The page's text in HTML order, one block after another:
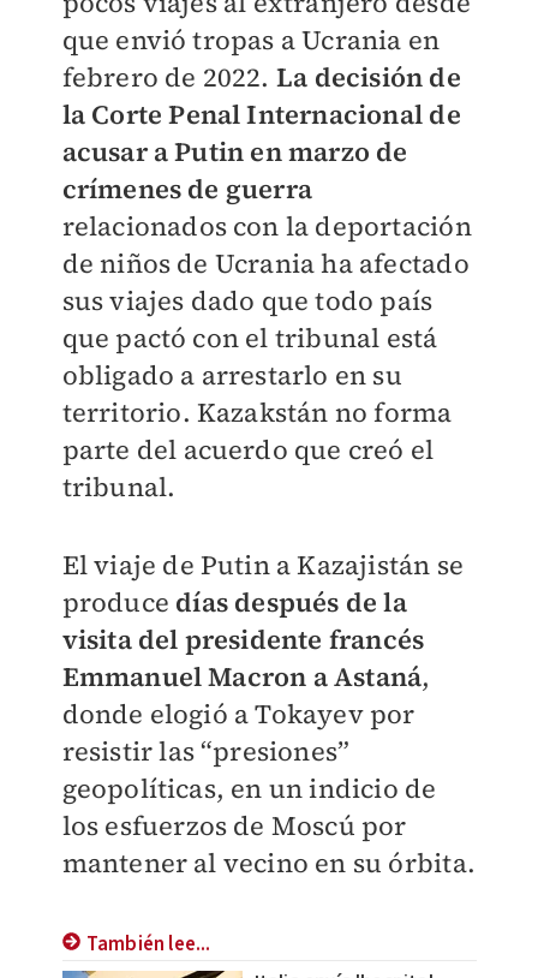
que envió tropas a Ucrania en
febrero de 2022. La decisión de
la Corte Penal Internacional de
acusar a Putin en marzo de
crímenes de guerra
relacionados con la deportación
de niños de Ucrania ha afectado
sus viajes dado que todo país
que pactó con el tribunal está
obligado a arrestarlo en su
territorio. Kazakstán no forma
parte del acuerdo que creó el
tribunal.
El viaje de Putin a Kazajistán se
produce días después de la
visita del presidente francés
Emmanuel Macron a Astaná,
donde elogió a Tokayev por
resistir las “presiones”
geopolíticas, en un indicio de
los esfuerzos de Moscú por
mantener al vecino en su órbita.
También lee...